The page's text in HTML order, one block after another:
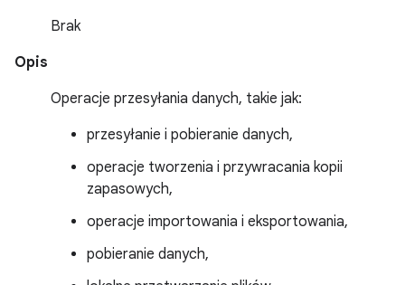
Brak
Opis
Operacje przesyłania danych, takie jak:
przesyłanie i pobieranie danych,
operacje tworzenia i przywracania kopii
zapasowych,
operacje importowania i eksportowania,
pobieranie danych,